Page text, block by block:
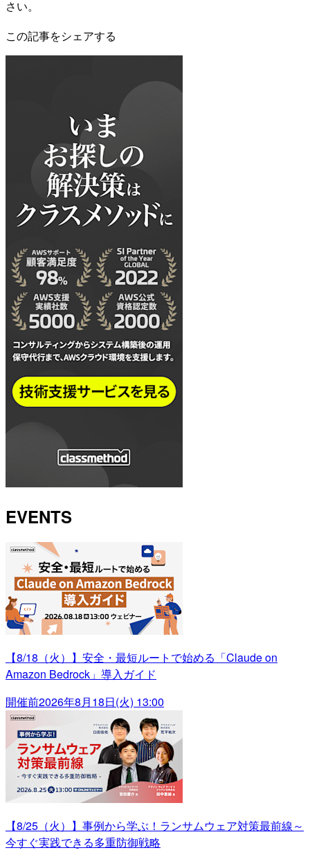
さい。
この記事をシェアする
EVENTS
【8/18（火）】安全・最短ルートで始める「Claude on
Amazon Bedrock」導入ガイド
開催前2026年8月18日(火) 13:00
【8/25（火）】事例から学ぶ！ランサムウェア対策最前線～
今すぐ実践できる多重防御戦略